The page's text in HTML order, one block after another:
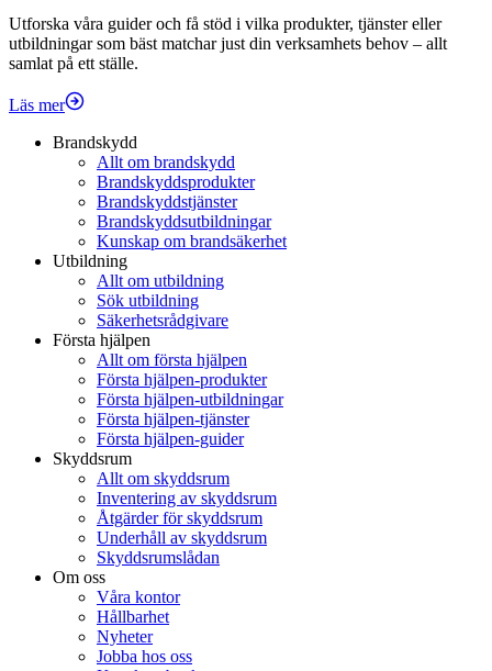
Utforska våra guider och få stöd i vilka produkter, tjänster eller
utbildningar som bäst matchar just din verksamhets behov – allt
samlat på ett ställe.
Läs mer
Brandskydd
Allt om brandskydd
Brandskyddsprodukter
Brandskyddstjänster
Brandskyddsutbildningar
Kunskap om brandsäkerhet
Utbildning
Allt om utbildning
Sök utbildning
Säkerhetsrådgivare
Första hjälpen
Allt om första hjälpen
Första hjälpen-produkter
Första hjälpen-utbildningar
Första hjälpen-tjänster
Första hjälpen-guider
Skyddsrum
Allt om skyddsrum
Inventering av skyddsrum
Åtgärder för skyddsrum
Underhåll av skyddsrum
Skyddsrumslådan
Om oss
Våra kontor
Hållbarhet
Nyheter
Jobba hos oss